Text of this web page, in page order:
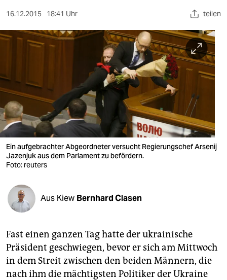
sport
berlin
wahrheit
verlag
verlag
veranstaltungen
shop
fragen & hilfe
unterstützen
genossenschaft
epaper login
16.12.2015 18:41 Uhr teilen
Ein aufgebrachter Abgeordneter versucht Regierungschef Arsenij
Jazenjuk aus dem Parlament zu befördern.
Foto: reuters
Aus Kiew Bernhard Clasen
Fast einen ganzen Tag hatte der ukrainische
Präsident geschwiegen, bevor er sich am Mittwoch
in dem Streit zwischen den beiden Männern, die
nach ihm die mächtigsten Politiker der Ukraine